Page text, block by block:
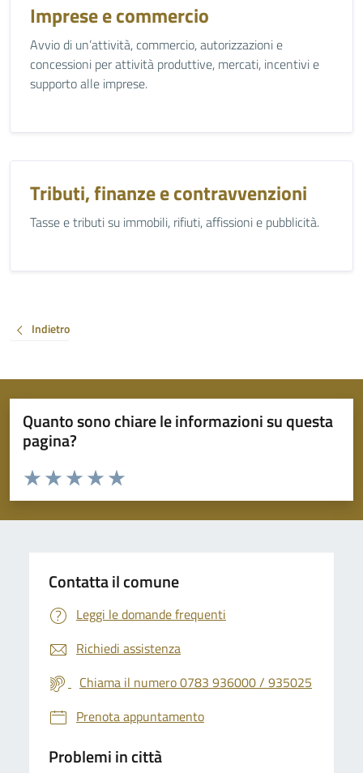
Imprese e commercio
Avvio di un’attività, commercio, autorizzazioni e
concessioni per attività produttive, mercati, incentivi e
supporto alle imprese.
Tributi, finanze e contravvenzioni
Tasse e tributi su immobili, rifiuti, affissioni e pubblicità.
Indietro
Quanto sono chiare le informazioni su questa
pagina?
Valuta da 1 a 5 stelle la pagina
Valuta 5 stelle su 5
Valuta 4 stelle su 5
Valuta 3 stelle su 5
Valuta 2 stelle su 5
Valuta 1 stelle su 5
Contatta il comune
Leggi le domande frequenti
Richiedi assistenza
Chiama il numero 0783 936000 / 935025
Prenota appuntamento
Problemi in città